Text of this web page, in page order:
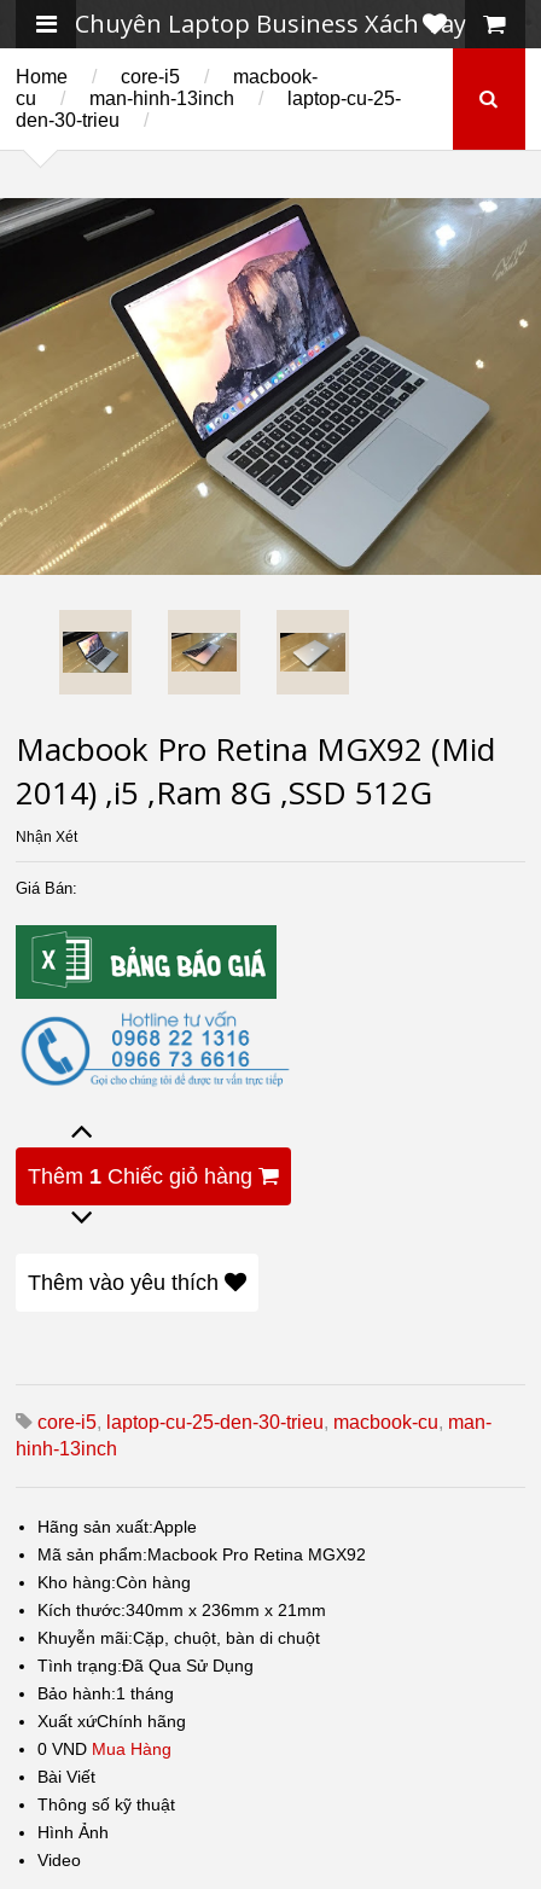
Chuyên Laptop Business Xách Tay
Home / core-i5 /
macbook-
cu
/ man-hinh-13inch /
laptop-cu-25-
den-30-trieu
/
Macbook Pro Retina MGX92 (Mid
2014) ,i5 ,Ram 8G ,SSD 512G
Nhận Xét
Giá Bán:
Thêm 1 Chiếc giỏ hàng
Thêm vào yêu thích
core-i5, laptop-cu-25-den-30-trieu, macbook-cu, man-
hinh-13inch
Hãng sản xuất:Apple
Mã sản phẩm:Macbook Pro Retina MGX92
Kho hàng:Còn hàng
Kích thước:340mm x 236mm x 21mm
Khuyễn mãi:Cặp, chuột, bàn di chuột
Tình trạng:Đã Qua Sử Dụng
Bảo hành:1 tháng
Xuất xứChính hãng
0 VND Mua Hàng
Bài Viết
Thông số kỹ thuật
Hình Ảnh
Video